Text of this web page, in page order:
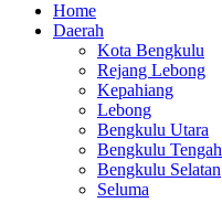
Home
Daerah
Kota Bengkulu
Rejang Lebong
Kepahiang
Lebong
Bengkulu Utara
Bengkulu Tengah
Bengkulu Selatan
Seluma